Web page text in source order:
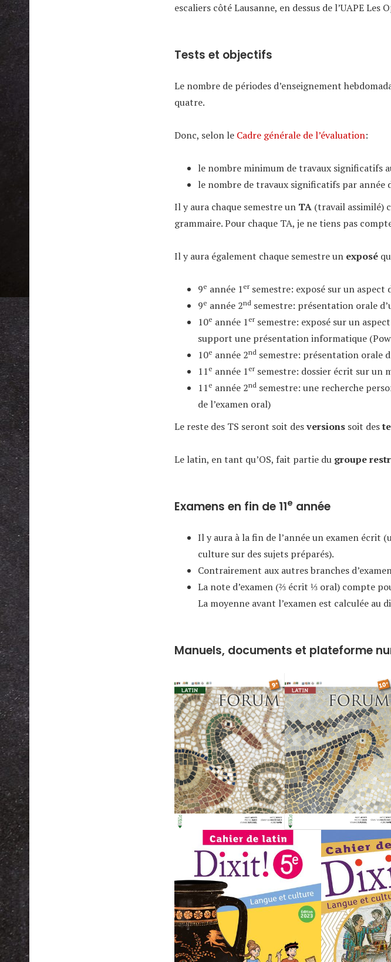
escaliers côté Lausanne, en dessus de l’UAPE Les
Tests et objectifs
Le nombre de périodes d’enseignement
quatre.
Donc, selon le Cadre générale de l’évaluation:
le nombre minimum de travaux significatifs
le nombre de travaux significatifs par année
Il y aura chaque semestre un TA (travail assimilé)
grammaire. Pour chaque TA, je ne tiens pas
Il y aura également chaque semestre un exposé
9e année 1 ersemestre: exposé sur un
9e année 2nd semestre: présentation orale
10e année 1 ersemestre: exposé sur un
support une présentation informatique
10e année 2nd semestre: présentation orale
11 e année 1 ersemestre: dossier écrit sur un
11 e année 2nd semestre: une recherche
de l’examen oral)
Le reste des TS seront soit desversions soit des
Le latin, en tant qu’OS, fait partie du groupe
Examens en fin de 11e année
Il y aura à la fin de l’année un examen écrit
culture sur des sujets préparés).
Contrairement aux autres branches
La note d’examen (⅔ écrit ⅓ oral) compte
La moyenne avant l’examen est calculée au
Manuels, documents et plateforme